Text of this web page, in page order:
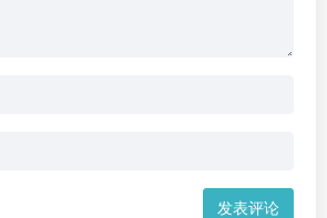
发表评论